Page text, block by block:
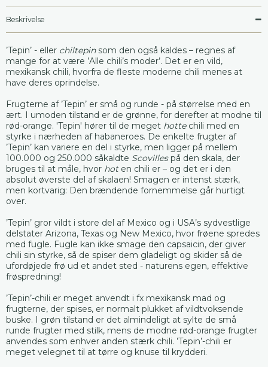
Beskrivelse
’Tepin’ - eller chiltepinsom den også kaldes – regnes af
mange for at være ’Alle chili’s moder’. Det er en vild,
mexikansk chili, hvorfra de fleste moderne chili menes at
have deres oprindelse.
Frugterne af ’Tepin’ er små og runde - på størrelse med en
ært. I umoden tilstand er de grønne, for derefter at modne til
rød-orange. 'Tepin' hører til de meget hottechili med en
styrke i nærheden af habaneroes. De enkelte frugter af
’Tepin’ kan variere en del i styrke, men ligger på mellem
100.000 og 250.000 såkaldte Scovillespå den skala, der
bruges til at måle, hvor hoten chili er – og det er i den
absolut øverste del af skalaen! Smagen er intenst stærk,
men kortvarig: Den brændende fornemmelse går hurtigt
over.
’Tepin’ gror vildt i store del af Mexico og i USA’s sydvestlige
delstater Arizona, Texas og New Mexico, hvor frøene spredes
med fugle. Fugle kan ikke smage den capsaicin, der giver
chili sin styrke, så de spiser dem gladeligt og skider så de
ufordøjede frø ud et andet sted - naturens egen, effektive
frøspredning!
’Tepin’-chili er meget anvendt i fx mexikansk mad og
frugterne, der spises, er normalt plukket af vildtvoksende
buske. I grøn tilstand er det almindeligt at sylte de små
runde frugter med stilk, mens de modne rød-orange frugter
anvendes som enhver anden stærk chili. ’Tepin’-chili er
meget velegnet til at tørre og knuse til krydderi.